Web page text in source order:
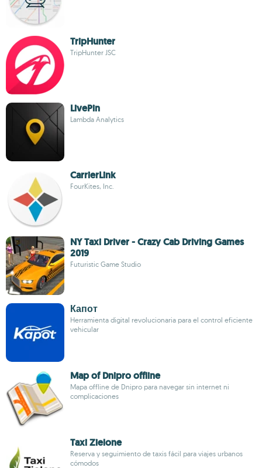
TripHunter
TripHunter JSC
LivePin
Lambda Analytics
CarrierLink
FourKites, Inc.
NY Taxi Driver - Crazy Cab Driving Games
2019
Futuristic Game Studio
Капот
Herramienta digital revolucionaria para el control eficiente
vehicular
Map of Dnipro offline
Mapa offline de Dnipro para navegar sin internet ni
complicaciones
Taxi Zielone
Reserva y seguimiento de taxis fácil para viajes urbanos
cómodos